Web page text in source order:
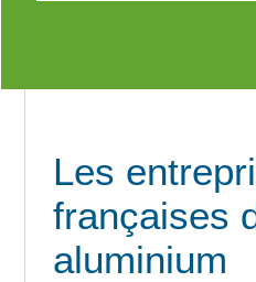
Les
françaises
aluminium